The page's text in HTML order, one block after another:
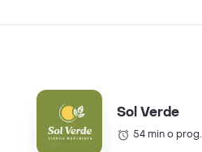
Sol Verde
54 min o prog.